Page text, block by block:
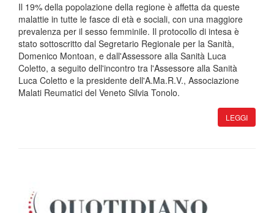
Il 19% della popolazione della regione è affetta da queste
malattie in tutte le fasce di età e sociali, con una maggiore
prevalenza per il sesso femminile. Il protocollo di intesa è
stato sottoscritto dal Segretario Regionale per la Sanità,
Domenico Montoan, e dall'Assessore alla Sanità Luca
Coletto, a seguito dell'incontro tra l'Assessore alla Sanità
Luca Coletto e la presidente dell'A.Ma.R.V., Associazione
Malati Reumatici del Veneto Silvia Tonolo.
LEGGI